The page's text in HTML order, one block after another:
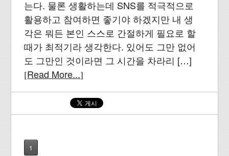
는다. 물론 생활하는데 SNS를 적극적으로
활용하고 참여하면 좋기야 하겠지만 내 생
각은 뭐든 본인 스스로 간절하게 필요로 할
때가 최적기라 생각한다. 있어도 그만 없어
도 그만인 것이라면 그 시간을 차라리 […]
[Read More...]
1